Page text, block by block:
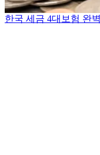
한국 세금 4대보험 완